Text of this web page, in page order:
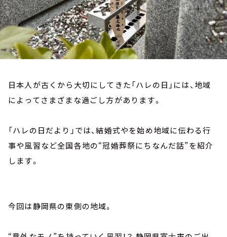
日本人が古くから大切にしてきた「ハレの日」には、地域
によってさまざまな過ごし方があります。
「ハレの日だより」では、結婚式やを始め地域に伝わる行
事や風習など全国各地の“冠婚葬祭にちなんだ話”を紹介
します。
今回は静岡県の東側の地域。